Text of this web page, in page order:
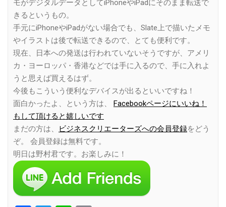
モがデジタルデータとしてiPhoneやiPadにそのまま転送で
きるというもの。
手元にiPhoneやiPadがない場合でも、Slate上で描いたメモ
やイラストは後で転送できるので、とても便利です。
現在、日本への発送は行われていないそうですが、アメリ
カ・ヨーロッパ・香港などでは手に入るので、手に入れよ
うと思えば買えるはず。
今後もこういう便利なデバイスが出るといいですね！
面白かったよ、という方は、 Facebookページにいいね！
もして頂けると嬉しいです
まだの方は、
ビジネスクリエーターズへの会員登録をどう
ぞ。 会員登録は無料です。
明日は野村君です。お楽しみに！